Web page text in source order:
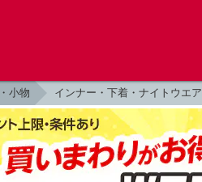
小物 インナー・下着・ナイトウエア